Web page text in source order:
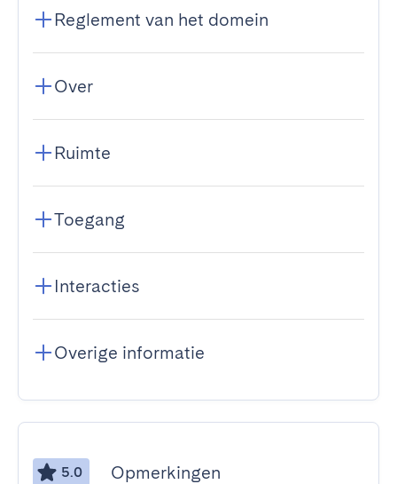
Reglement van het domein
Over
Ruimte
Toegang
Interacties
Overige informatie
5.0 Opmerkingen